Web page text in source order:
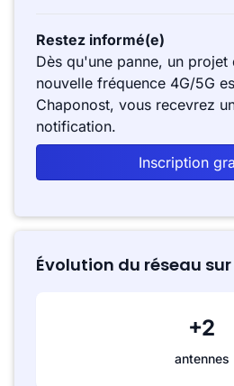
Restez informé(e)
Dès qu'une panne, un projet
nouvelle fréquence 4G/5G
Chaponost, vous recevrez
notification.
Inscription
Évolution du réseau sur
+2
antennes